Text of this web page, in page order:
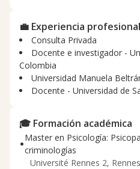
💼 Experiencia profesional
Consulta Privada
Docente e investigador -
Colombia
Universidad Manuela
Docente - Universidad de
🎓 Formación académica
•Master en Psicología:
criminologías
Université Rennes 2,